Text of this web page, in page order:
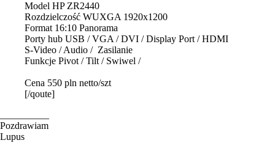
Model HP ZR2440
Rozdzielczość WUXGA 1920x1200
Format 16:10 Panorama
Porty hub USB / VGA / DVI / Display Port / HDMI
S-Video / Audio / Zasilanie
Funkcje Pivot / Tilt / Swiwel /
Cena 550 pln netto/szt
[/qoute]
Pozdrawiam
Lupus